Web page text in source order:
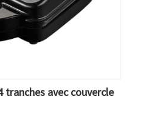
tranches avec couvercle